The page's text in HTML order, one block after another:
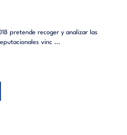
pretende recoger y analizar las
vinc ...